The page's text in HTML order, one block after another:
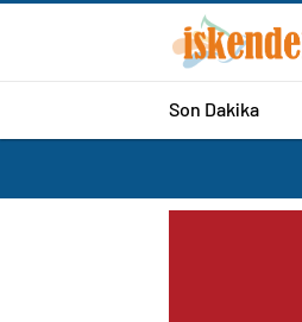
Son Dakika